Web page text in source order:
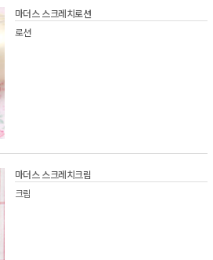
마더스 스크레치로션
로션
마더스 스크레치크림
크림